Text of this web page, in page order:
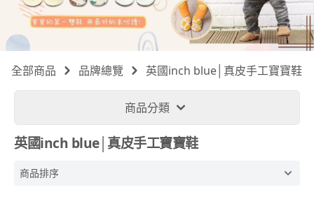
全部商品 品牌總覽 英國inch blue│真皮手工寶寶鞋
商品分類
英國inch blue│真皮手工寶寶鞋